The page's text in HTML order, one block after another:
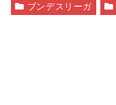
ブンデスリーガ